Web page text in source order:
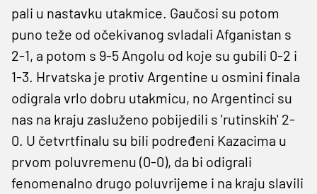
pali u nastavku utakmice. Gaučosi su potom
puno teže od očekivanog svladali Afganistan s
2-1, a potom s 9-5 Angolu od koje su gubili 0-2 i
1-3. Hrvatska je protiv Argentine u osmini finala
odigrala vrlo dobru utakmicu, no Argentinci su
nas na kraju zasluženo pobijedili s 'rutinskih' 2-
0. U četvrtfinalu su bili podređeni Kazacima u
prvom poluvremenu (0-0), da bi odigrali
fenomenalno drugo poluvrijeme i na kraju slavili